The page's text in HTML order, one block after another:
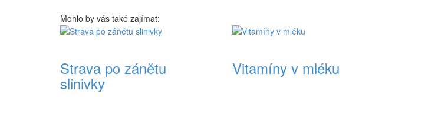
Mohlo by vás také zajímat:
Strava po zánětu
slinivky
Vitamíny v mléku